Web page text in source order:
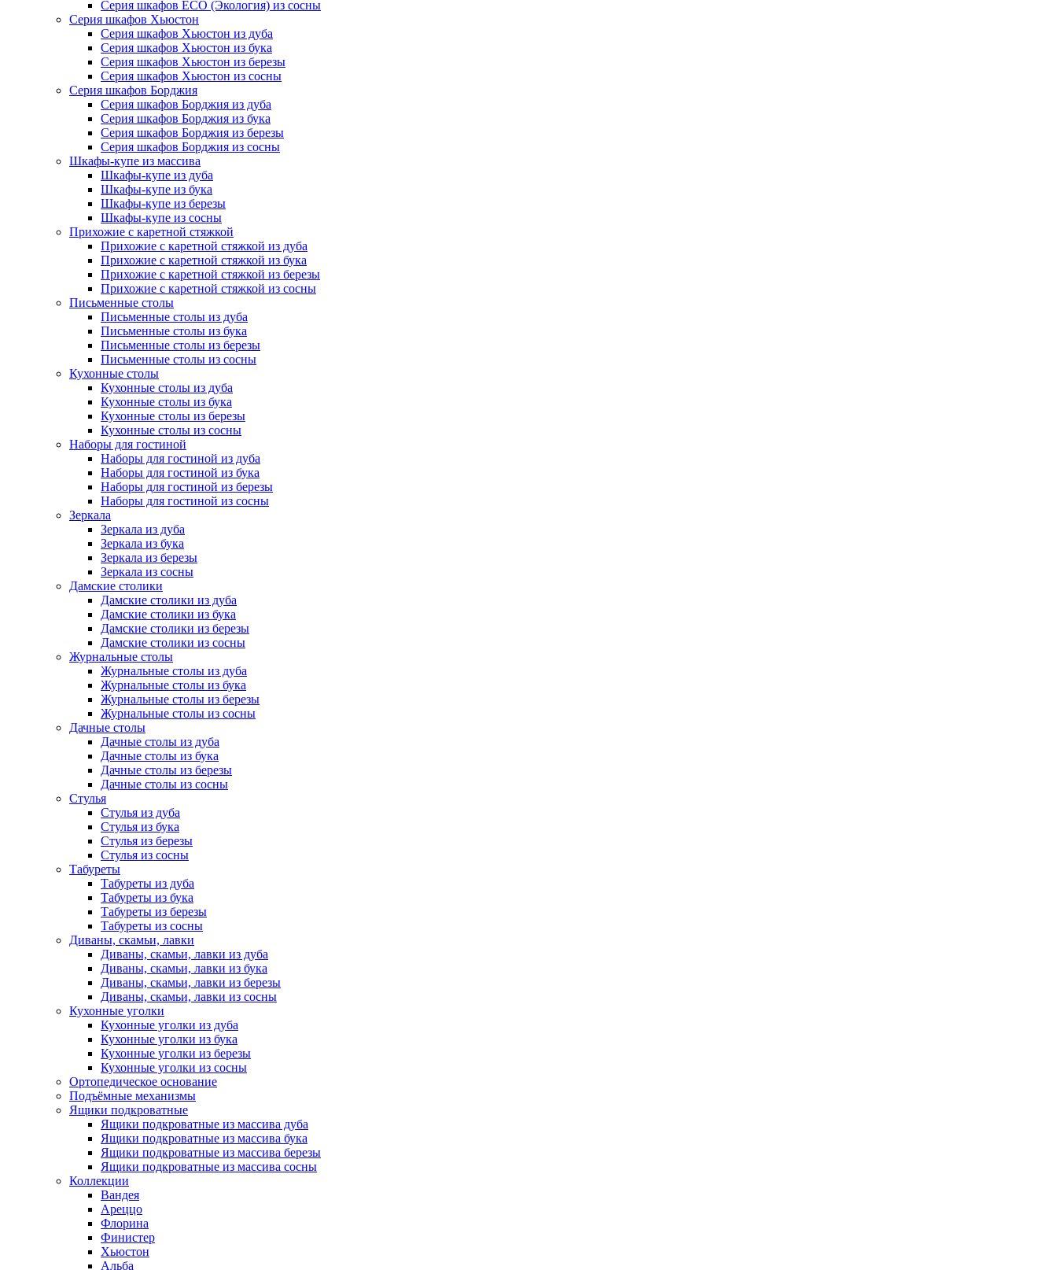
Серия шкафов ECO (Экология) из сосны
Серия шкафов Хьюстон
Серия шкафов Хьюстон из дуба
Серия шкафов Хьюстон из бука
Серия шкафов Хьюстон из березы
Серия шкафов Хьюстон из сосны
Серия шкафов Борджия
Серия шкафов Борджия из дуба
Серия шкафов Борджия из бука
Серия шкафов Борджия из березы
Серия шкафов Борджия из сосны
Шкафы-купе из массива
Шкафы-купе из дуба
Шкафы-купе из бука
Шкафы-купе из березы
Шкафы-купе из сосны
Прихожие с каретной стяжкой
Прихожие с каретной стяжкой из дуба
Прихожие с каретной стяжкой из бука
Прихожие с каретной стяжкой из березы
Прихожие с каретной стяжкой из сосны
Письменные столы
Письменные столы из дуба
Письменные столы из бука
Письменные столы из березы
Письменные столы из сосны
Кухонные столы
Кухонные столы из дуба
Кухонные столы из бука
Кухонные столы из березы
Кухонные столы из сосны
Наборы для гостиной
Наборы для гостиной из дуба
Наборы для гостиной из бука
Наборы для гостиной из березы
Наборы для гостиной из сосны
Зеркала
Зеркала из дуба
Зеркала из бука
Зеркала из березы
Зеркала из сосны
Дамские столики
Дамские столики из дуба
Дамские столики из бука
Дамские столики из березы
Дамские столики из сосны
Журнальные столы
Журнальные столы из дуба
Журнальные столы из бука
Журнальные столы из березы
Журнальные столы из сосны
Дачные столы
Дачные столы из дуба
Дачные столы из бука
Дачные столы из березы
Дачные столы из сосны
Стулья
Стулья из дуба
Стулья из бука
Стулья из березы
Стулья из сосны
Табуреты
Табуреты из дуба
Табуреты из бука
Табуреты из березы
Табуреты из сосны
Диваны, скамьи, лавки
Диваны, скамьи, лавки из дуба
Диваны, скамьи, лавки из бука
Диваны, скамьи, лавки из березы
Диваны, скамьи, лавки из сосны
Кухонные уголки
Кухонные уголки из дуба
Кухонные уголки из бука
Кухонные уголки из березы
Кухонные уголки из сосны
Ортопедическое основание
Подъёмные механизмы
Ящики подкроватные
Ящики подкроватные из массива дуба
Ящики подкроватные из массива бука
Ящики подкроватные из массива березы
Ящики подкроватные из массива сосны
Коллекции
Вандея
Ареццо
Флорина
Финистер
Хьюстон
Альба